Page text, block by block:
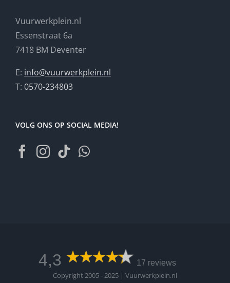
Vuurwerkplein.nl
Essenstraat 6a
7418 BM Deventer
E: info@vuurwerkplein.nl
T: 0570-234803
VOLG ONS OP SOCIAL MEDIA!
4,3 17 reviews
Copyright 2005 - 2025 | Vuurwerkplein.nl